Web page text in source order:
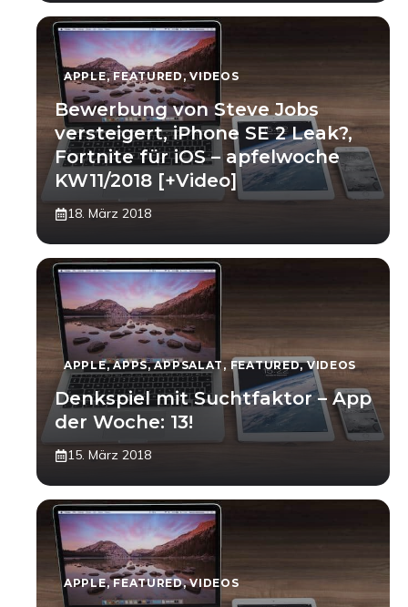
APPLE,FEATURED,VIDEOS
Bewerbung von Steve Jobs
versteigert, iPhone SE 2 Leak?,
Fortnite für iOS – apfelwoche
KW11/2018 [+Video]
18. März 2018
APPLE,APPS,APPSALAT , FEATURED,VIDEOS
Denkspiel mit Suchtfaktor – App
der Woche: 13!
15. März 2018
APPLE,FEATURED,VIDEOS